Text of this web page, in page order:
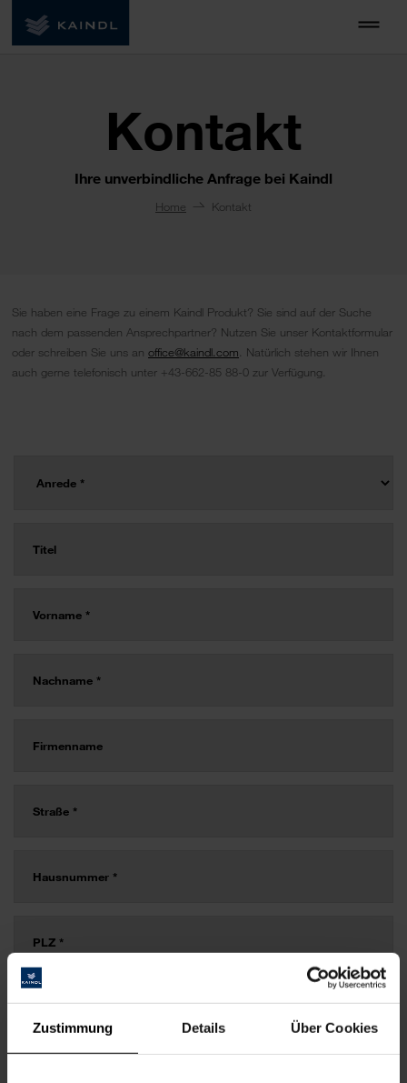
Zustimmung Details Über Cookies
Kontakt
Ihre unverbindliche Anfrage bei Kaindl
Home Kontakt
Sie haben eine Frage zu einem Kaindl Produkt? Sie sind auf der Suche
nach dem passenden Ansprechpartner? Nutzen Sie unser Kontaktformular
oder schreiben Sie uns an office@kaindl.com . Natürlich stehen wir Ihnen
auch gerne telefonisch unter +43-662-85 88-0 zur Verfügung.